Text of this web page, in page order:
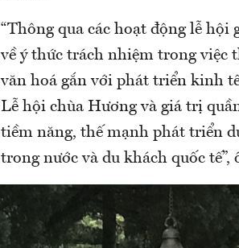
“Thông qua các hoạt động lễ hội
về ý thức trách nhiệm trong việc
văn hoá gắn với phát triển kinh
Lễ hội chùa Hương và giá trị
tiềm năng, thế mạnh phát triển
trong nước và du khách quốc